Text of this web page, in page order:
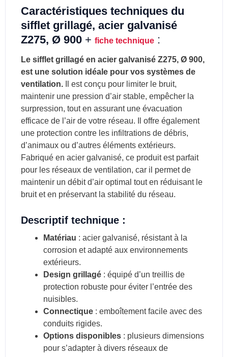
Caractéristiques techniques du
sifflet grillagé, acier galvanisé
Z275, Ø 900 + fiche technique :
Le sifflet grillagé en acier galvanisé Z275, Ø 900,
est une solution idéale pour vos systèmes de
ventilation. Il est conçu pour limiter le bruit,
maintenir une pression d’air stable, empêcher la
surpression, tout en assurant une évacuation
efficace de l’air de votre réseau. Il offre également
une protection contre les infiltrations de débris,
d’animaux ou d’autres éléments extérieurs.
Fabriqué en acier galvanisé, ce produit est parfait
pour les réseaux de ventilation, car il permet de
maintenir un débit d’air optimal tout en réduisant le
bruit et en préservant la stabilité du réseau.
Descriptif technique :
Matériau : acier galvanisé, résistant à la
corrosion et adapté aux environnements
extérieurs.
Design grillagé: équipé d’un treillis de
protection robuste pour éviter l’entrée des
nuisibles.
Connectique: emboîtement facile avec des
conduits rigides.
Options disponibles: plusieurs dimensions
pour s’adapter à divers réseaux de